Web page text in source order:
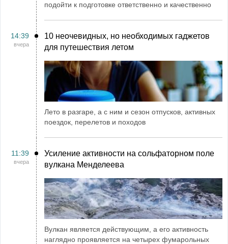
подойти к подготовке ответственно и качественно
14:39
вчера
10 неочевидных, но необходимых гаджетов
для путешествия летом
Лето в разгаре, а с ним и сезон отпусков, активных
поездок, перелетов и походов
11:39
вчера
Усиление активности на сольфаторном поле
вулкана Менделеева
Вулкан является действующим, а его активность
наглядно проявляется на четырех фумарольных